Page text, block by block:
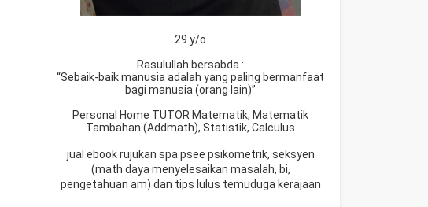
29 y/o
Rasulullah bersabda :
“Sebaik-baik manusia adalah yang paling bermanfaat
bagi manusia (orang lain)”
Personal Home TUTOR Matematik, Matematik
Tambahan (Addmath), Statistik, Calculus
jual ebook rujukan spa psee psikometrik, seksyen
(math daya menyelesaikan masalah, bi,
pengetahuan am) dan tips lulus temuduga kerajaan